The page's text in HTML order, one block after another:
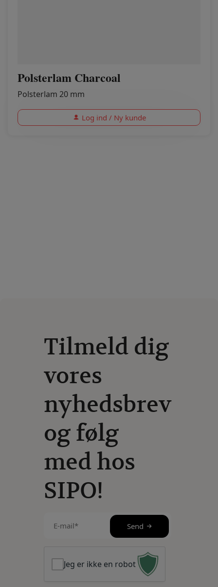
Polsterlam Charcoal
Polsterlam 20 mm
Log ind / Ny kunde
Tilmeld dig
vores
nyhedsbrev
og følg
med hos
SIPO!
mail
Jeg er ikke en robot
Send